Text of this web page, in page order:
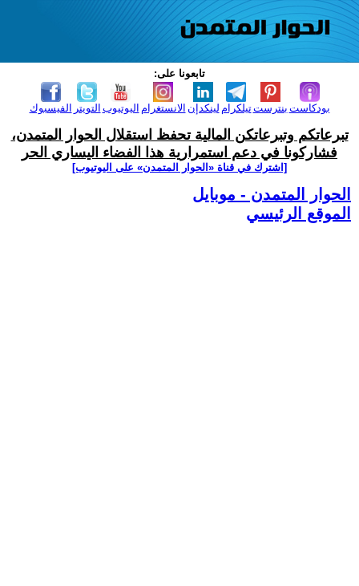
تابعونا على:
الفيسبوك التويتر اليوتيوب الانستغرام لينكدإن تيلكرامبنترست بودكاست
تبرعاتكم وتبرعاتكن المالية تحفظ استقلال الحوار المتمدن،
فشاركونا في دعم استمرارية هذا الفضاء اليساري الحر
[اشترك في قناة ‫«الحوار المتمدن» على اليوتيوب]
الحوار المتمدن - موبايل
الموقع الرئيسي